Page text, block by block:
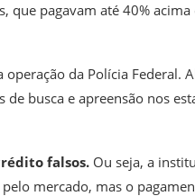
que pagavam até 40%
da Polícia Federal.
busca e apreensão nos
falsos. Ou seja, a
mercado, mas o